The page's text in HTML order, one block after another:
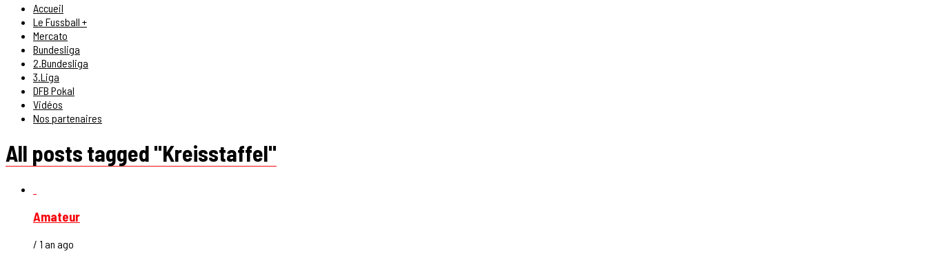
Accueil
Le Fussball +
Mercato
Bundesliga
2.Bundesliga
3.Liga
DFB Pokal
Vidéos
Nos partenaires
All posts tagged "Kreisstaffel"
Amateur
/ 1 an ago